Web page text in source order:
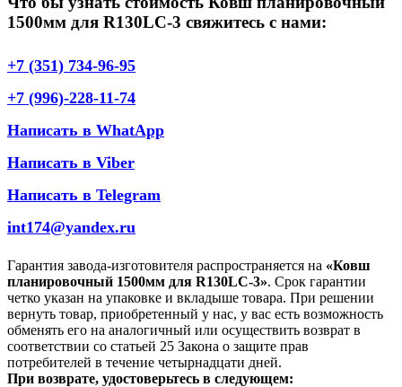
1500мм для R130LC-3 свяжитесь с нами:
+7 (351) 734-96-95
+7 (996)-228-11-74
Написать в WhatApp
Написать в Viber
Написать в Telegram
int174@yandex.ru
Гарантия завода-изготовителя распространяется на «Ковш
планировочный 1500мм для R130LC-3». Срок гарантии
четко указан на упаковке и вкладыше товара. При решении
вернуть товар, приобретенный у нас, у вас есть возможность
обменять его на аналогичный или осуществить возврат в
соответствии со статьей 25 Закона о защите прав
потребителей в течение четырнадцати дней.
При возврате, удостоверьтесь в следующем: